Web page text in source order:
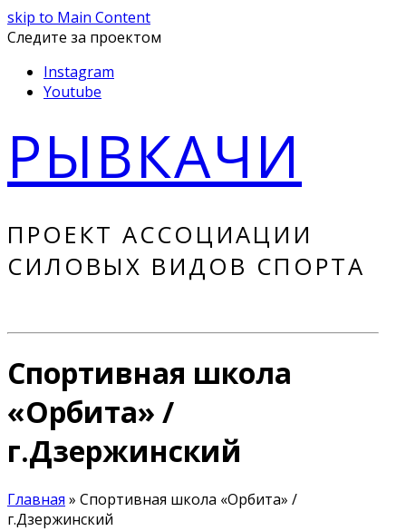
skip to Main Content
Следите за проектом
Instagram
Youtube
РЫВКАЧИ
ПРОЕКТ АССОЦИАЦИИ
СИЛОВЫХ ВИДОВ СПОРТА
Спортивная школа
«Орбита» /
г.Дзержинский
Главная » Спортивная школа «Орбита» /
г.Дзержинский